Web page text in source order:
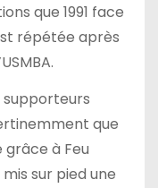
que 1991 face
répétée après
supporteurs
que
à Feu
sur pied une